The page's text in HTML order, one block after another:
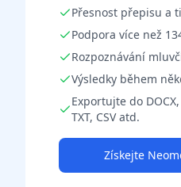
Přesnost přepisu a
Podpora více než
Rozpoznávání
Výsledky během
Exportujte do DOCX,
TXT, CSV atd.
Získejte